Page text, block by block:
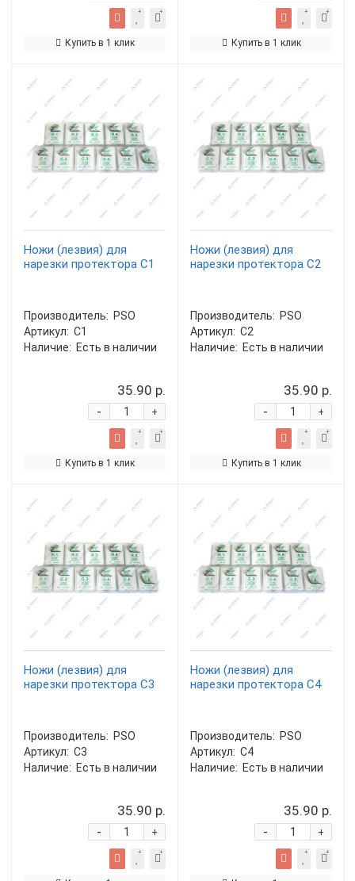
Купить в 1 клик Купить в 1 клик
Ножи (лезвия) для
нарезки протектора C1
Производитель: PSO
Артикул: C1
Наличие: Есть в наличии
35.90 р.
+
-
Купить в 1 клик
Ножи (лезвия) для
нарезки протектора C2
Производитель: PSO
Артикул: C2
Наличие: Есть в наличии
35.90 р.
+
-
Купить в 1 клик
Ножи (лезвия) для
нарезки протектора C3
Производитель: PSO
Артикул: C3
Наличие: Есть в наличии
35.90 р.
+
-
Ножи (лезвия) для
нарезки протектора C4
Производитель: PSO
Артикул: C4
Наличие: Есть в наличии
35.90 р.
+
-